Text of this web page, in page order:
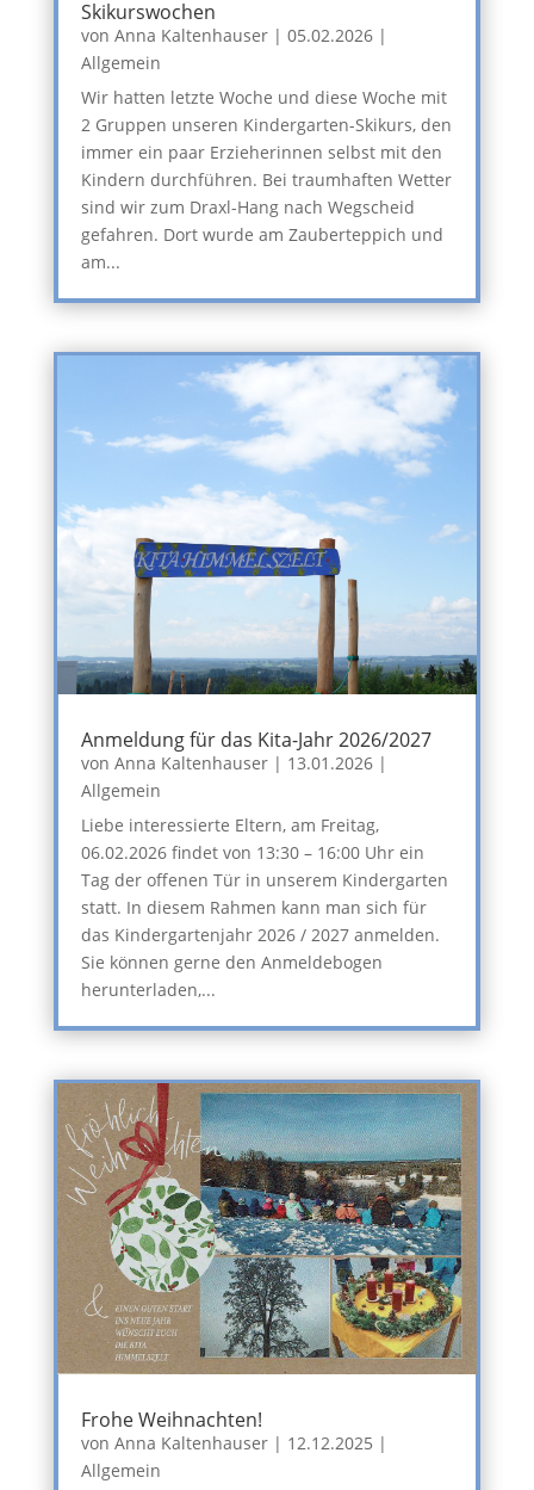
Skikurswochen
von Anna Kaltenhauser| 05.02.2026|
Allgemein
Wir hatten letzte Woche und diese Woche mit
2 Gruppen unseren Kindergarten-Skikurs, den
immer ein paar Erzieherinnen selbst mit den
Kindern durchführen. Bei traumhaften Wetter
sind wir zum Draxl-Hang nach Wegscheid
gefahren. Dort wurde am Zauberteppich und
am...
Anmeldung für das Kita-Jahr 2026/2027
von Anna Kaltenhauser| 13.01.2026|
Allgemein
Liebe interessierte Eltern, am Freitag,
06.02.2026 findet von 13:30 – 16:00 Uhr ein
Tag der offenen Tür in unserem Kindergarten
statt. In diesem Rahmen kann man sich für
das Kindergartenjahr 2026 / 2027 anmelden.
Sie können gerne den Anmeldebogen
herunterladen,...
Frohe Weihnachten!
von Anna Kaltenhauser| 12.12.2025 |
Allgemein